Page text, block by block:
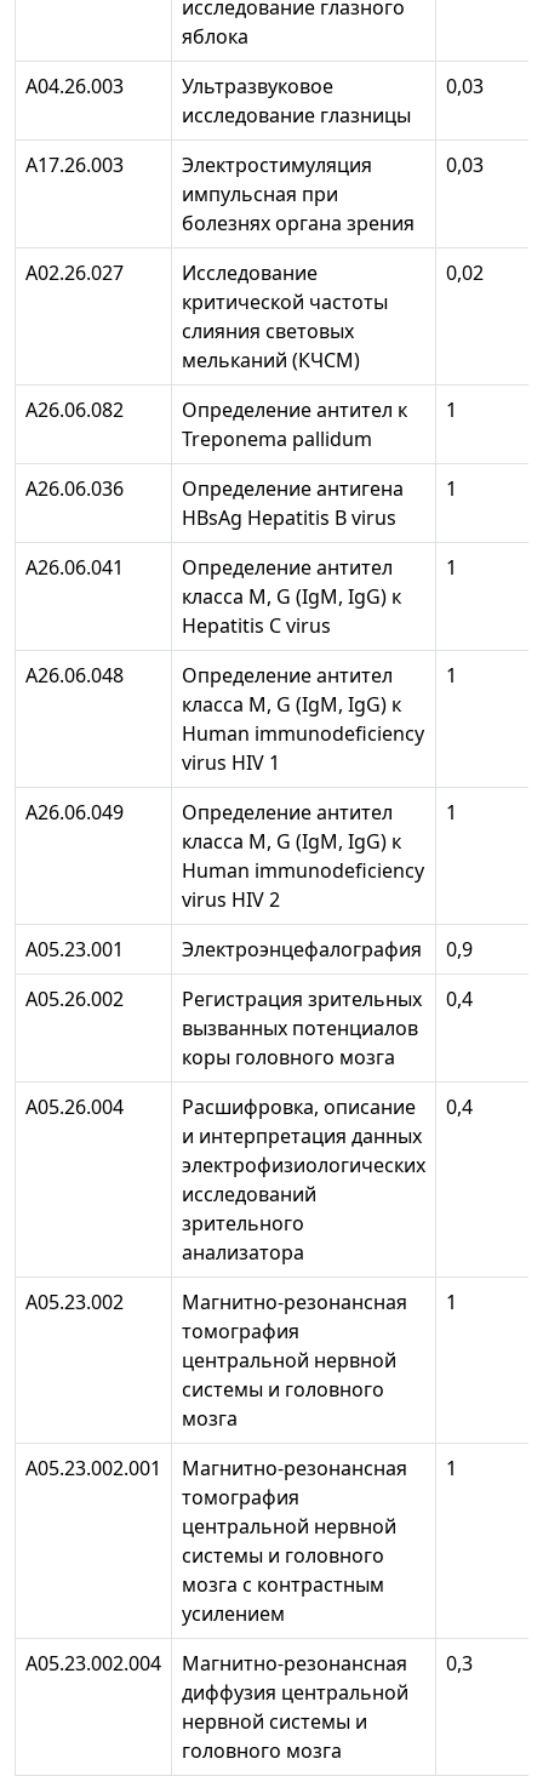
исследование глазного
яблока
А04.26.003
Ультразвуковое
исследование глазницы
0,03
А17.26.003
Электростимуляция
импульсная при
болезнях органа зрения
0,03
А02.26.027
Исследование
критической частоты
слияния световых
мельканий (КЧСМ)
0,02
А26.06.082
Определение антител к
Treponema pallidum
1
А26.06.036
Определение антигена
HBsAg Hepatitis В virus
1
А26.06.041
Определение антител
класса М, G (IgM, IgG) к
Hepatitis С virus
1
А26.06.048
Определение антител
класса М, G (IgM, IgG) к
Human immunodeficiency
virus HIV 1
1
А26.06.049
Определение антител
класса М, G (IgM, IgG) к
Human immunodeficiency
virus HIV 2
1
A05.23.001 Электроэнцефалография
0,9
А05.26.002
Регистрация зрительных
вызванных потенциалов
коры головного мозга
0,4
А05.26.004
Расшифровка, описание
и интерпретация данных
электрофизиологических
исследований
зрительного
анализатора
0,4
А05.23.002
Магнитно-резонансная
томография
центральной нервной
системы и головного
мозга
1
А05.23.002.001
Магнитно-резонансная
томография
центральной нервной
системы и головного
мозга с контрастным
усилением
1
А05.23.002.004
Магнитно-резонансная
диффузия центральной
нервной системы и
головного мозга
0,3